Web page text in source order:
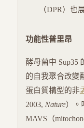
（DPR）也
功能性普里昂
酵母菌中 Sup35
的自我聚合改變
蛋白質構型的非
2003, Nature）。
MAVS（